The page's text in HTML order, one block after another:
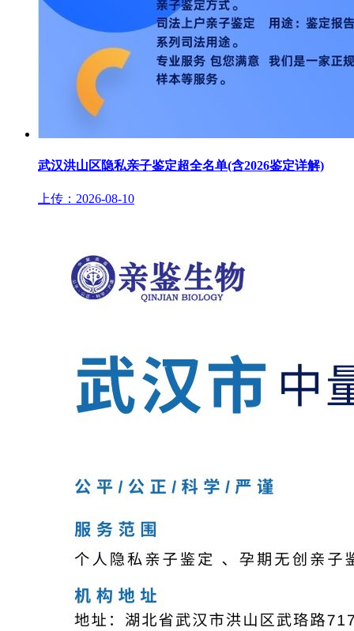
武汉洪山区隐私亲子鉴定超全名单(含2026鉴定详解)
上传：2026-08-10